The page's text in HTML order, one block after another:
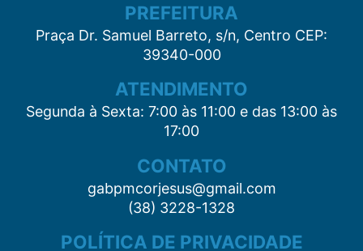
PREFEITURA
Praça Dr. Samuel Barreto, s/n, Centro CEP:
39340-000
ATENDIMENTO
Segunda à Sexta: 7:00 às 11:00 e das 13:00 às
17:00
CONTATO
gabpmcorjesus@gmail.com
(38) 3228-1328
POLÍTICA DE PRIVACIDADE